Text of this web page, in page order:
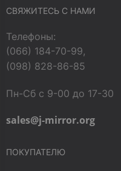
СВЯЖИТЕСЬ С НАМИ
Телефоны:
(066) 184-70-99,
(098) 828-86-85
Пн-Сб с 9-00 до 17-30
sales@j-mirror.org
ПОКУПАТЕЛЮ